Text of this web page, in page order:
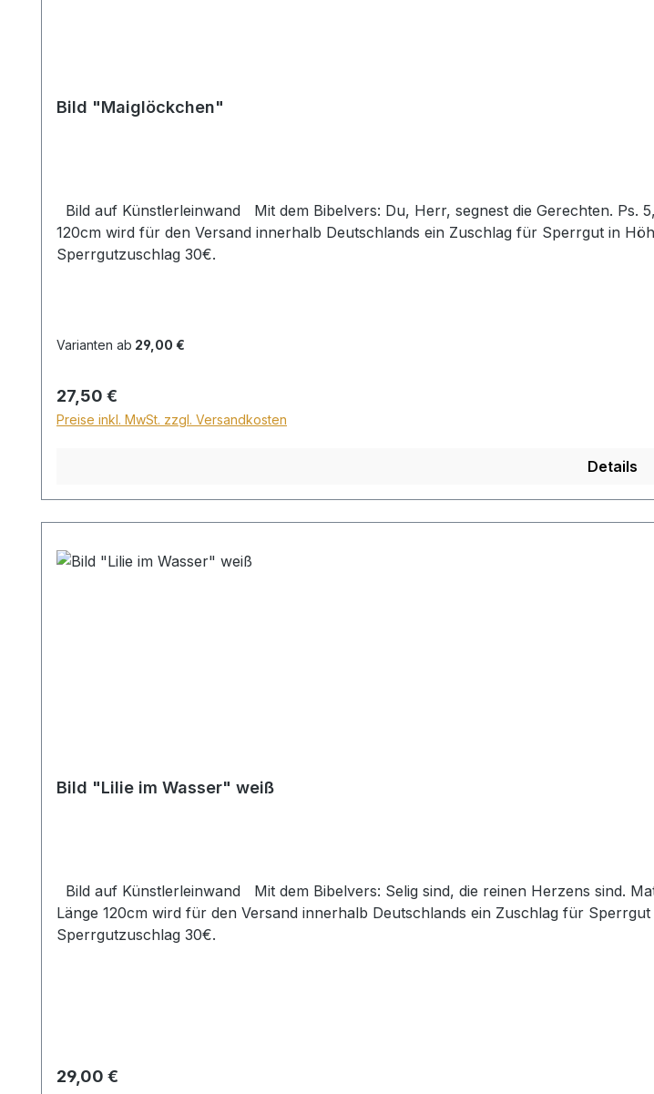
Bild "Maiglöckchen"
Bild auf Künstlerleinwand Mit dem Bibelvers: Du, Herr, segnest die Gerechten. Ps. 5,13a Beim Versand von Bildern ab dem Format Breite 60 und/oder Länge
120cm wird für den Versand innerhalb Deutschlands ein Zuschlag für Sperrgut in
Sperrgutzuschlag 30€.
Varianten ab 29,00 €
Regulärer Preis:
27,50 €
Preise inkl. MwSt. zzgl. Versandkosten
Details
Bild "Lilie im Wasser" weiß
Bild auf Künstlerleinwand Mit dem Bibelvers: Selig sind, die reinen Herzens sind. Matth. 5,8 Beim Versand von Bildern ab dem Format Breite 60 und/oder
Länge 120cm wird für den Versand innerhalb Deutschlands ein Zuschlag für
Sperrgutzuschlag 30€.
Regulärer Preis:
29,00 €